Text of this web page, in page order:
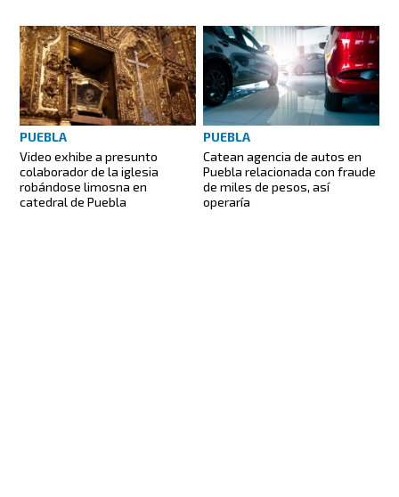
PUEBLA
Video exhibe a presunto
colaborador de la iglesia
robándose limosna en
catedral de Puebla
PUEBLA
Catean agencia de autos en
Puebla relacionada con fraude
de miles de pesos, así
operaría